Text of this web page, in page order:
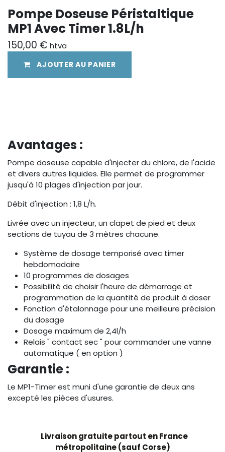
Pompe Doseuse Péristaltique
MP1 Avec Timer 1.8L/h
150,00 € htva
AJOUTER AU PANIER
Avantages :
Pompe doseuse capable d'injecter du chlore, de l'acide
et divers autres liquides. Elle permet de programmer
jusqu'à 10 plages d'injection par jour.
Débit d'injection : 1,8 L/h.
Livrée avec un injecteur, un clapet de pied et deux
sections de tuyau de 3 mètres chacune.
Système de dosage temporisé avec timer
hebdomadaire
10 programmes de dosages
Possibilité de choisir l'heure de démarrage et
programmation de la quantité de produit à doser
Fonction d'étalonnage pour une meilleure précision
du dosage
Dosage maximum de 2,4l/h
Relais " contact sec " pour commander une vanne
automatique ( en option )
Garantie :
Le MP1-Timer est muni d'une garantie de deux ans
excepté les pièces d'usures.
Livraison gratuite partout en France
métropolitaine (sauf Corse)